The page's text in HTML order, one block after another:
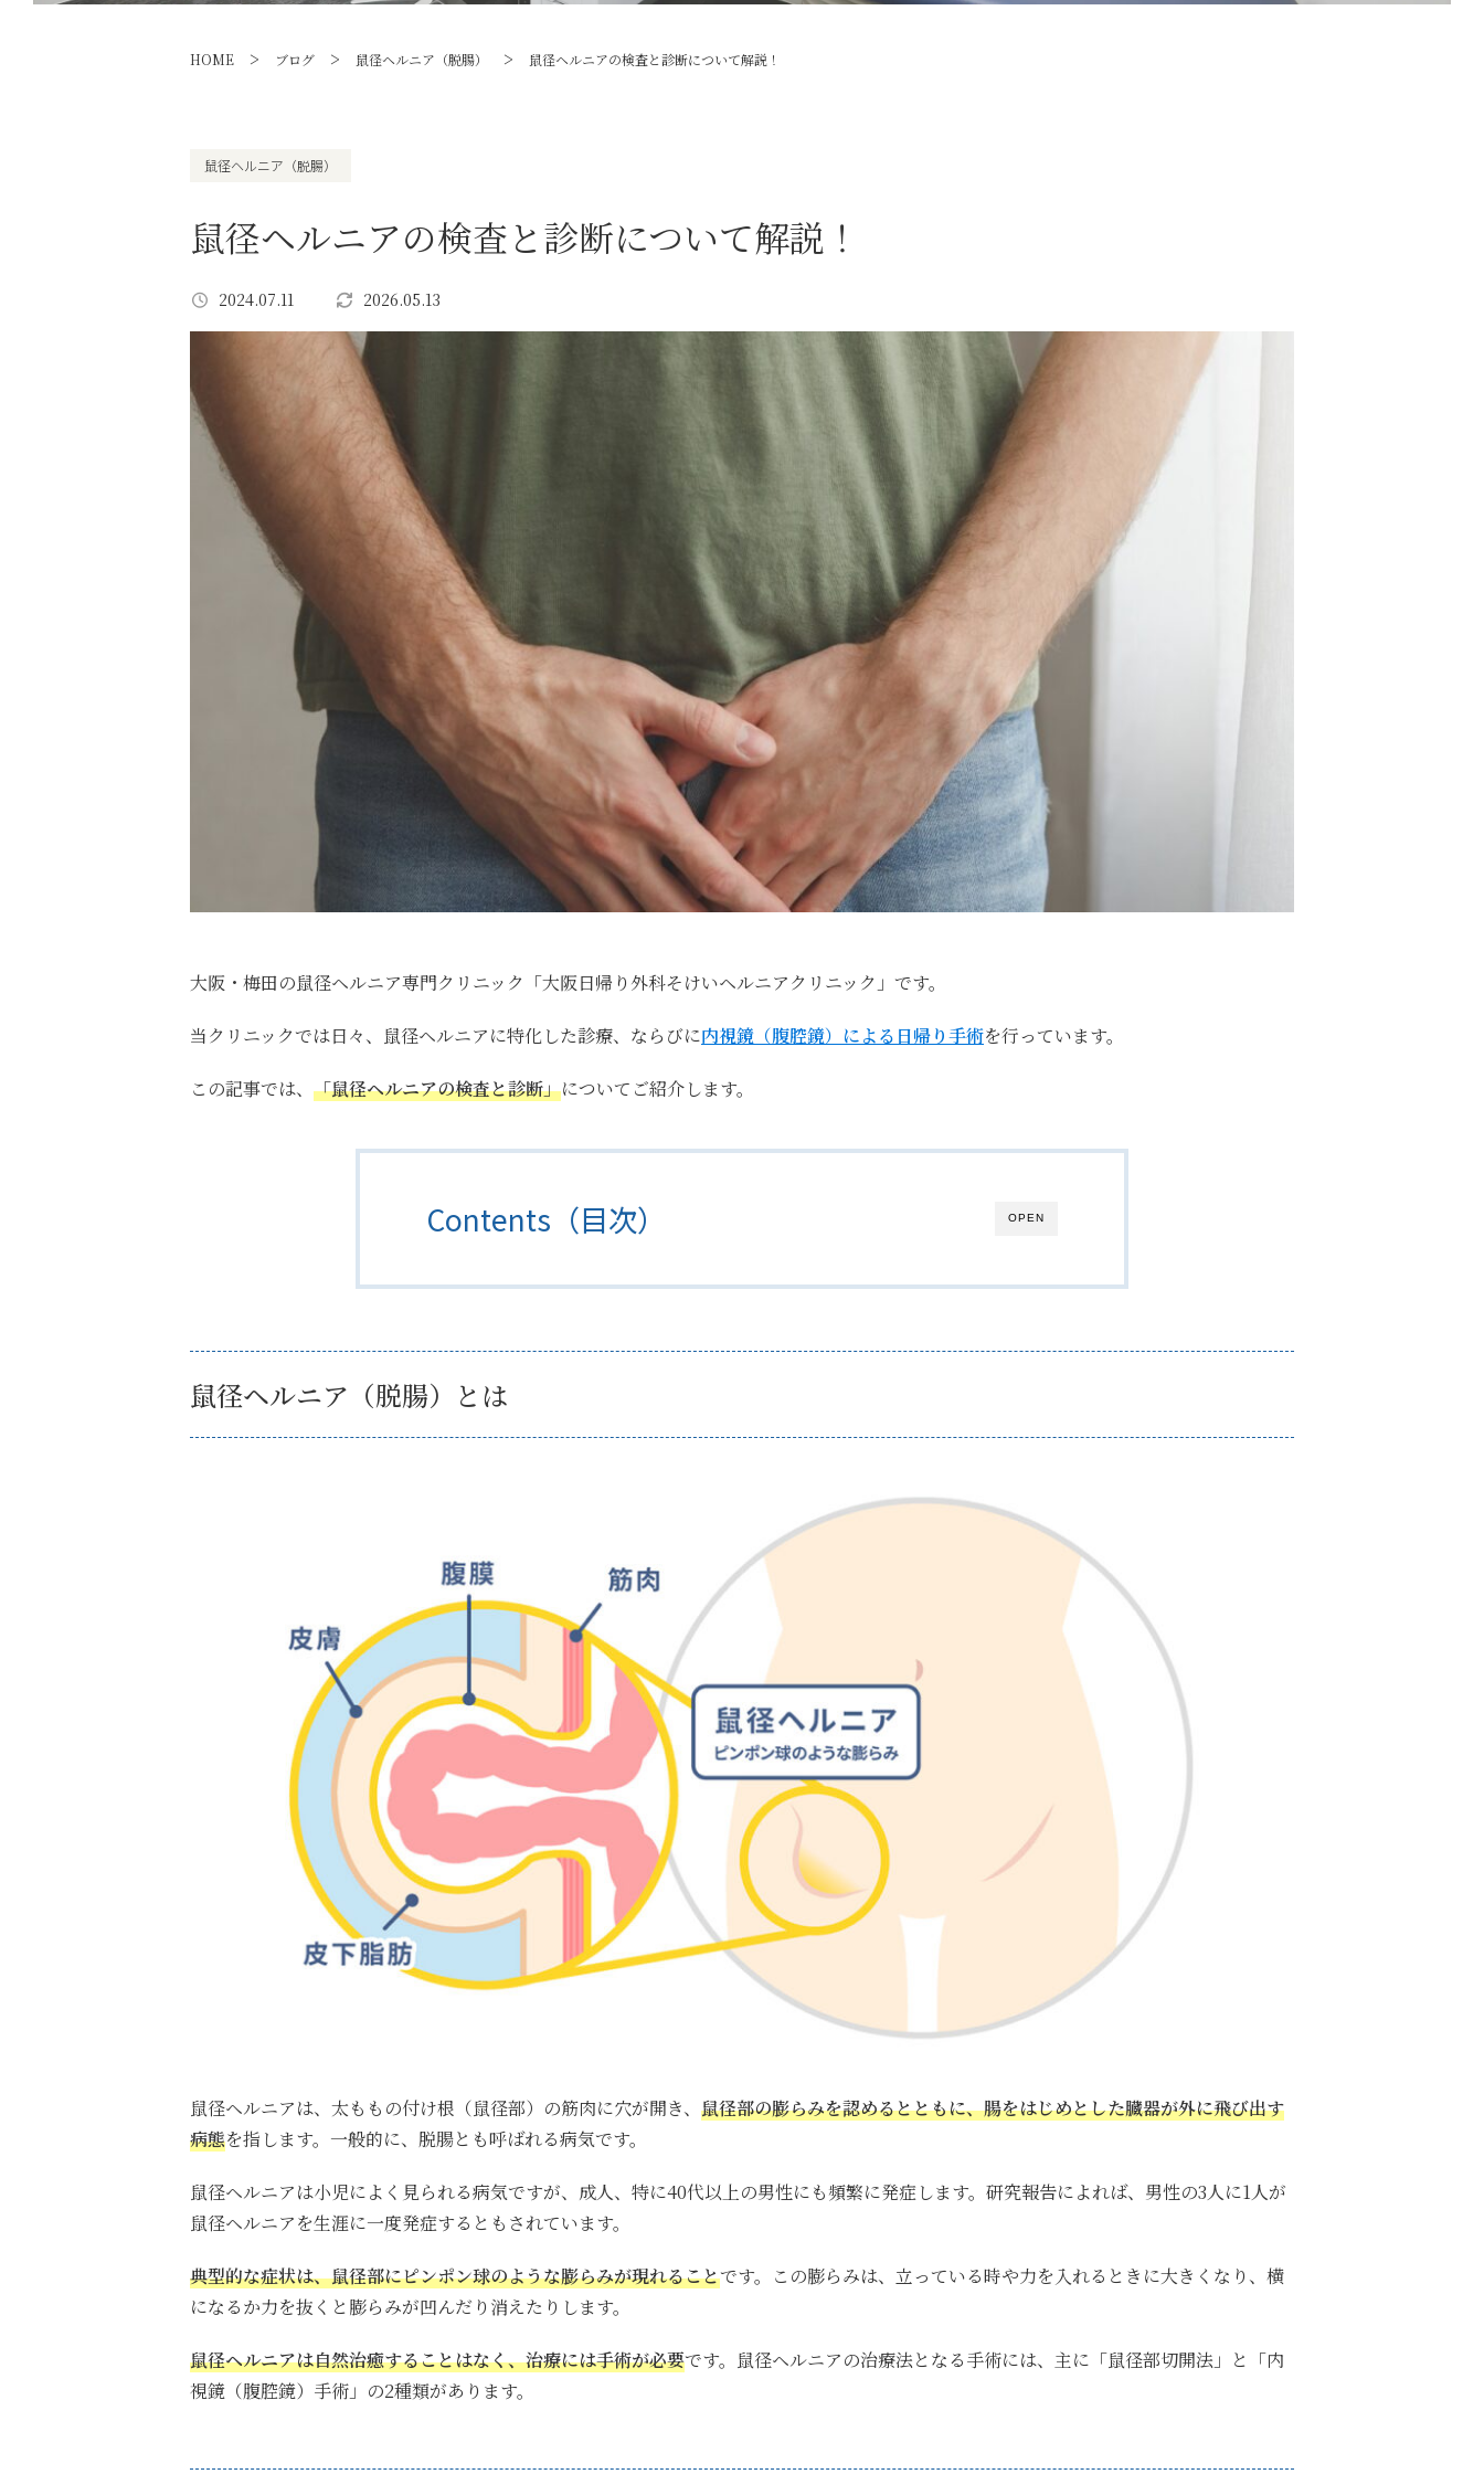
HOME > ブログ > 鼠径ヘルニア（脱腸） > 鼠径ヘルニアの検査と診断について解説！
鼠径ヘルニア（脱腸）
鼠径ヘルニアの検査と診断について解説！
2024.07.11 2026.05.13
大阪・梅田の鼠径ヘルニア専門クリニック「大阪日帰り外科そけいヘルニアクリニック」です。
当クリニックでは日々、鼠径ヘルニアに特化した診療、ならびに内視鏡（腹腔鏡）による日帰り手術を行っています。
この記事では、 「鼠径ヘルニアの検査と診断」についてご紹介します。
OPEN
Contents（目次）
鼠径ヘルニア（脱腸）とは
鼠径ヘルニアは、太ももの付け根（鼠径部）の筋肉に穴が開き、 鼠径部の膨らみを認めるとともに、腸をはじめとした臓器が外に飛び出す
病態を指します。 一般的に、脱腸とも呼ばれる病気です。
鼠径ヘルニアは小児によく見られる病気ですが、成人、特に40代以上の男性にも頻繁に発症します。研究報告によれば、男性の3人に1人が
鼠径ヘルニアを生涯に一度発症するともされています。
典型的な症状は、鼠径部にピンポン球のような膨らみが現れることです。
この膨らみは、立っている時や力を入れるときに大きくなり、横
になるか力を抜くと膨らみが凹んだり消えたりします。
鼠径ヘルニアは自然治癒することはなく、治療には手術が必要です。鼠径ヘルニアの治療法となる手術には、主に「鼠径部切開法」と「内
視鏡（腹腔鏡）手術」の2種類があります。